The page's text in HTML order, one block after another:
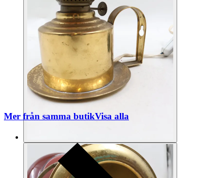
Mer från samma butikVisa alla